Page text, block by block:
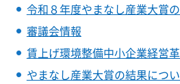
令和８年度やまなし産業大賞
審議会情報
賃上げ環境整備中小企業経営
やまなし産業大賞の結果につ